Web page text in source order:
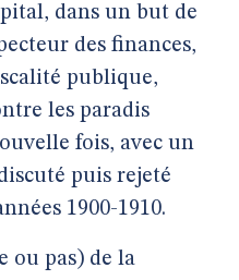
dans un but de
des finances,
publique,
les paradis
fois, avec un
puis rejeté
1900-1910.
ou pas) de la